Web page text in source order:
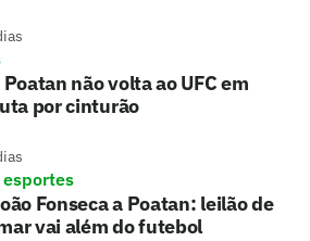
não volta ao UFC em
por cinturão
esportes
Fonseca a Poatan: leilão de
vai além do futebol